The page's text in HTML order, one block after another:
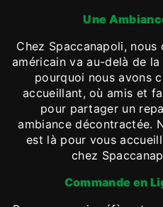
Une
Chez Spaccanapoli,
américain va au-delà de
pourquoi nous avons
accueillant, où amis et
pour partager un
ambiance décontractée.
est là pour vous
chez
Commande en